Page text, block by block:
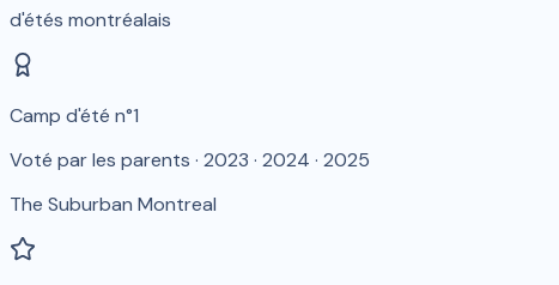
d'étés montréalais
Camp d'été n°1
Voté par les parents · 2023 · 2024 · 2025
The Suburban Montreal